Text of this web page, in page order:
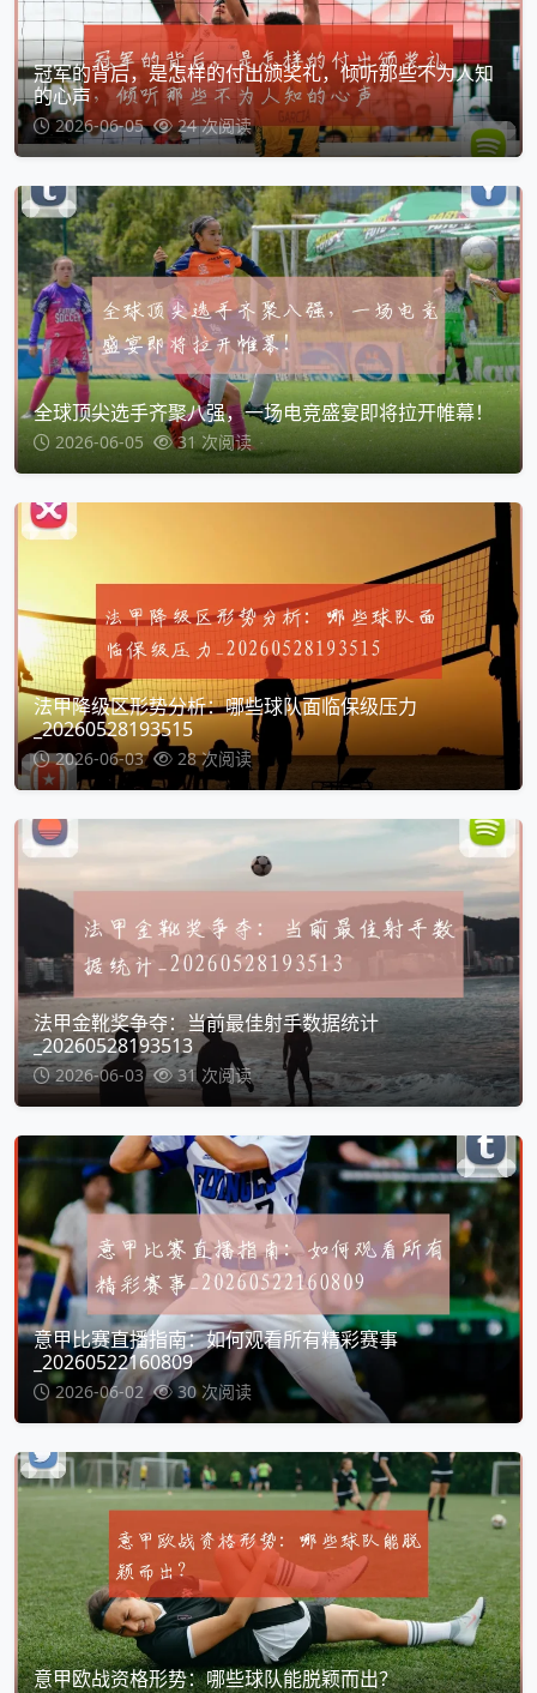
冠军的背后，是怎样的付出颁奖礼，倾听那些不为人知
的心声
2026-06-05 24 次阅读
全球顶尖选手齐聚八强，一场电竞盛宴即将拉开帷幕！
2026-06-05 31 次阅读
法甲降级区形势分析：哪些球队面临保级压力
_20260528193515
2026-06-03 28 次阅读
法甲金靴奖争夺：当前最佳射手数据统计
_20260528193513
2026-06-03 31 次阅读
意甲比赛直播指南：如何观看所有精彩赛事
_20260522160809
2026-06-02 30 次阅读
意甲欧战资格形势：哪些球队能脱颖而出？